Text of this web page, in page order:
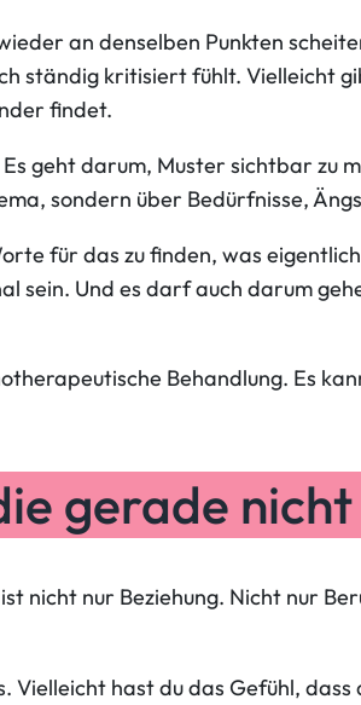
an denselben Punkten
ständig kritisiert fühlt. Vielleicht
findet.
geht darum, Muster sichtbar zu
sondern über Bedürfnisse,
für das zu finden, was
sein. Und es darf auch darum
Behandlung. Es
gerade
nicht nur Beziehung. Nicht nur
hast du das Gefühl,